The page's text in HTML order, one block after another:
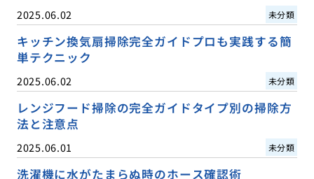
2025.06.02 未分類
キッチン換気扇掃除完全ガイドプロも実践する簡
単テクニック
2025.06.02 未分類
レンジフード掃除の完全ガイドタイプ別の掃除方
法と注意点
2025.06.01 未分類
洗濯機に水がたまらぬ時のホース確認術